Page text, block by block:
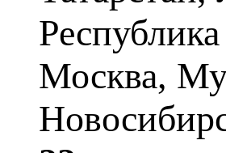
Москва,